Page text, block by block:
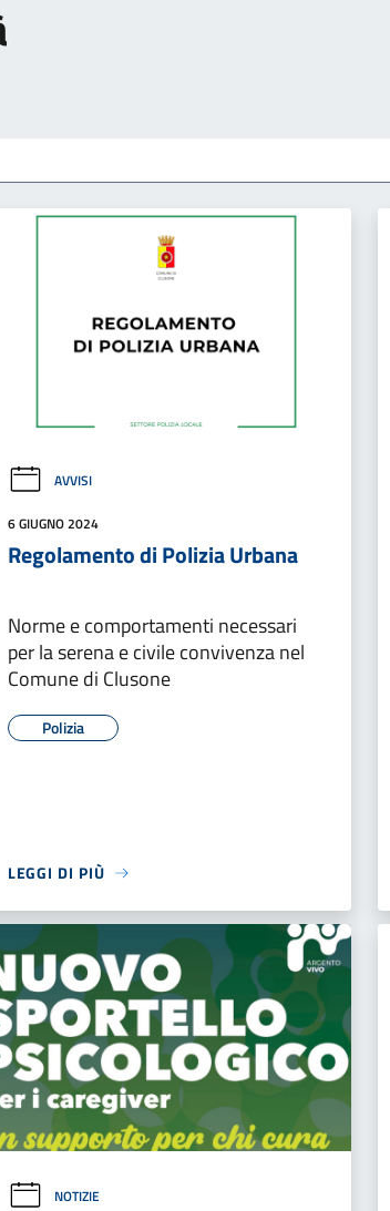
AVVISI
6 GIUGNO 2024
Regolamento di Polizia Urbana
Norme e comportamenti necessari
per la serena e civile convivenza nel
Comune di Clusone
Polizia
LEGGI DI PIÙ
NOTIZIE